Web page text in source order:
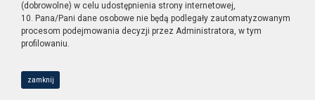
(dobrowolne) w celu udostępnienia strony internetowej,
10. Pana/Pani dane osobowe nie będą podlegały zautomatyzowanym
procesom podejmowania decyzji przez Administratora, w tym
profilowaniu.
zamknij